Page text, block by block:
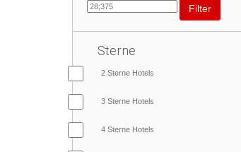
Filter
Sterne
2 Sterne Hotels
3 Sterne Hotels
4 Sterne Hotels